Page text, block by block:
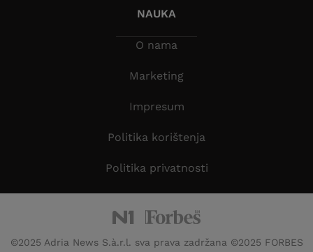
NAUKA
O nama
Marketing
Impresum
Politika korištenja
Politika privatnosti
©2025 Adria News S.à.r.l. sva prava zadržana ©2025 FORBES